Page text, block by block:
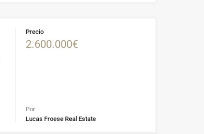
Precio
2.600.000€
Por
Lucas Froese Real Estate